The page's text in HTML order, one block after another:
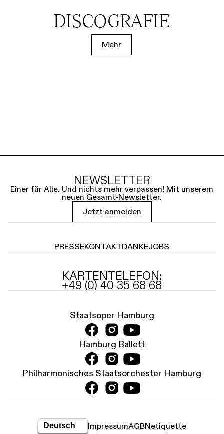
DISCOGRAFIE
Mehr
NEWSLETTER
Einer für Alle. Und nichts mehr verpassen! Mit unserem
neuen Gesamt-Newsletter.
Jetzt anmelden
PRESSEKONTAKTDANKEJOBS
KARTENTELEFON:
+49 (0) 40 35 68 68
Staatsoper Hamburg
Hamburg Ballett
Philharmonisches Staatsorchester Hamburg
ImpressumAGBNetiquette